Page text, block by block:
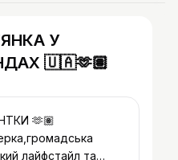
У
🇺🇦🫶🏽
🫶🏽
лайфстайл та